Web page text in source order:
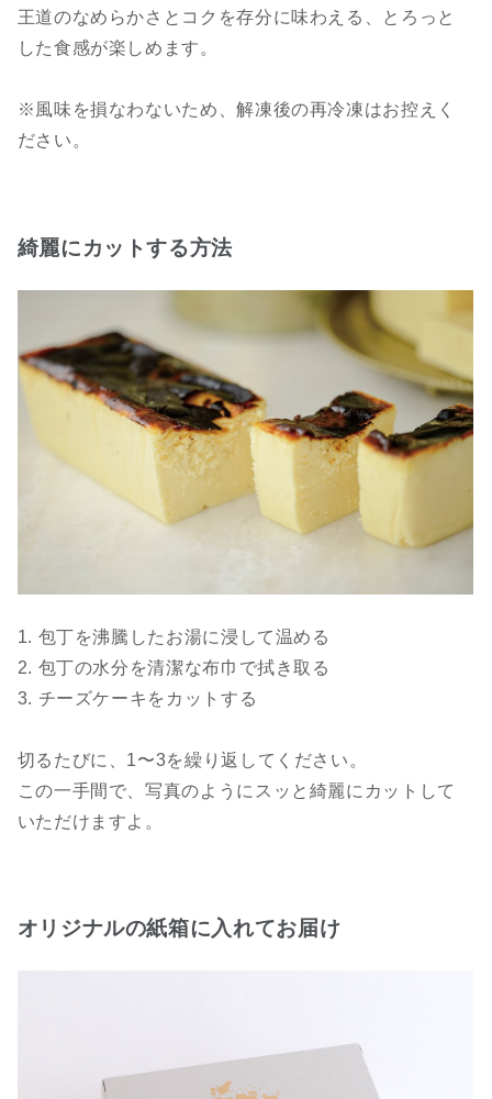
王道のなめらかさとコクを存分に味わえる、とろっと
した食感が楽しめます。
※風味を損なわないため、解凍後の再冷凍はお控えく
ださい。
綺麗にカットする方法
1. 包丁を沸騰したお湯に浸して温める
2. 包丁の水分を清潔な布巾で拭き取る
3. チーズケーキをカットする
切るたびに、1〜3を繰り返してください。
この一手間で、写真のようにスッと綺麗にカットして
いただけますよ。
オリジナルの紙箱に入れてお届け